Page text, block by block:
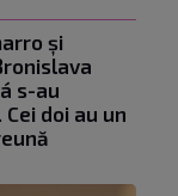
și
s-au
doi au un